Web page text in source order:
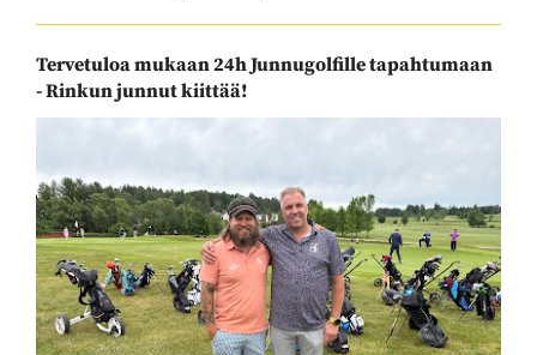
Tervetuloa mukaan 24h Junnugolfille tapahtumaan
- Rinkun junnut kiittää!